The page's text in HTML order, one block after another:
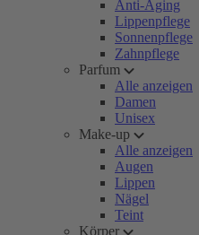
Anti-Aging
Lippenpflege
Sonnenpflege
Zahnpflege
Parfum
Alle anzeigen
Damen
Unisex
Make-up
Alle anzeigen
Augen
Lippen
Nägel
Teint
Körper